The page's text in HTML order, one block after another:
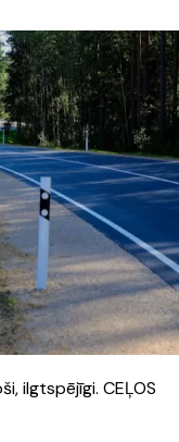
ilgtspējīgi. CEĻOS